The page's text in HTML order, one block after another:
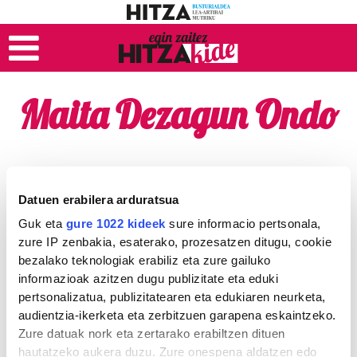
Datuen erabilera arduratsua
Guk eta gure 1022 kideek sure informacio pertsonala,
zure IP zenbakia, esaterako, prozesatzen ditugu, cookie
bezalako teknologiak erabiliz eta zure gailuko
informazioak azitzen dugu publizitate eta eduki
pertsonalizatua, publizitatearen eta edukiaren neurketa,
audientzia-ikerketa eta zerbitzuen garapena eskaintzeko.
Zure datuak nork eta zertarako erabiltzen dituen
hautatzeko aukera duzu. Zure onespena aldatzen edo
Maita Dezagun Ondo